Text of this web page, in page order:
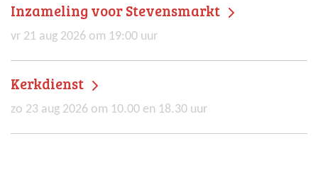
Inzameling voor Stevensmarkt
vr 21 aug 2026 om 19:00 uur
Kerkdienst
zo 23 aug 2026 om 10.00 en 18.30 uur